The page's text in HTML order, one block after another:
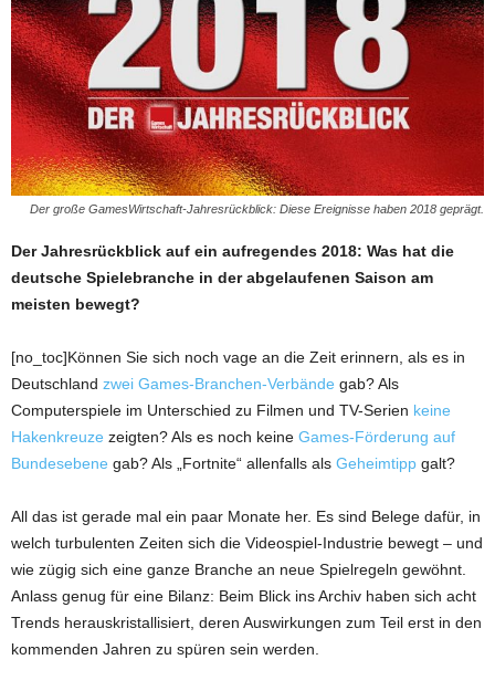
Der große GamesWirtschaft-Jahresrückblick: Diese Ereignisse haben 2018 geprägt.
Der Jahresrückblick auf ein aufregendes 2018: Was hat die
deutsche Spielebranche in der abgelaufenen Saison am
meisten bewegt?
[no_toc]Können Sie sich noch vage an die Zeit erinnern, als es in
Deutschland zwei Games-Branchen-Verbände gab? Als
Computerspiele im Unterschied zu Filmen und TV-Serien keine
Hakenkreuze zeigten? Als es noch keine Games-Förderung auf
Bundesebene gab? Als „Fortnite“ allenfalls als Geheimtipp galt?
All das ist gerade mal ein paar Monate her. Es sind Belege dafür, in
welch turbulenten Zeiten sich die Videospiel-Industrie bewegt – und
wie zügig sich eine ganze Branche an neue Spielregeln gewöhnt.
Anlass genug für eine Bilanz: Beim Blick ins Archiv haben sich acht
Trends herauskristallisiert, deren Auswirkungen zum Teil erst in den
kommenden Jahren zu spüren sein werden.